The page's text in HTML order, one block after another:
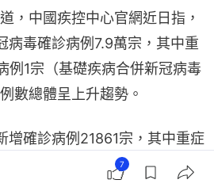
，中國疾控中心官網近日指，
病毒確診病例7.9萬宗，其中重
例1宗（基礎疾病合併新冠病毒
數總體呈上升趨勢。
增確診病例21861宗，其中重症
宗（基礎疾病合併新冠病毒感
增確診病例數字比5月多逾2
7